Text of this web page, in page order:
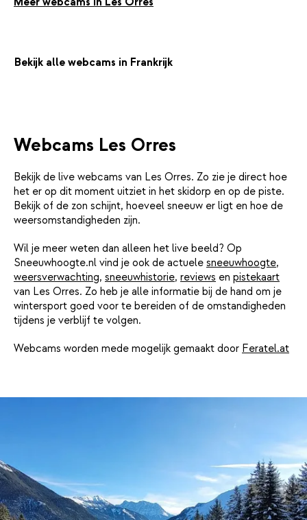
Bekijk alle webcams in Frankrijk
Webcams Les Orres
Bekijk de live webcams van Les Orres. Zo zie je direct hoe
het er op dit moment uitziet in het skidorp en op de piste.
Bekijk of de zon schijnt, hoeveel sneeuw er ligt en hoe de
weersomstandigheden zijn.
Wil je meer weten dan alleen het live beeld? Op
Sneeuwhoogte.nl vind je ook de actuele sneeuwhoogte,
weersverwachting, sneeuwhistorie, reviews en pistekaart
van Les Orres. Zo heb je alle informatie bij de hand om je
wintersport goed voor te bereiden of de omstandigheden
tijdens je verblijf te volgen.
Webcams worden mede mogelijk gemaakt door Feratel.at